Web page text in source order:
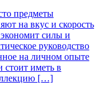
предметы
на вкус и скорость
силы и
руководство
на личном опыте
иметь в
[…]